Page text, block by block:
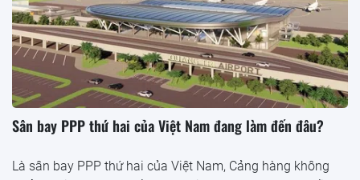
Sân bay PPP thứ hai của Việt Nam đang làm đến đâu?
Là sân bay PPP thứ hai của Việt Nam, Cảng hàng không